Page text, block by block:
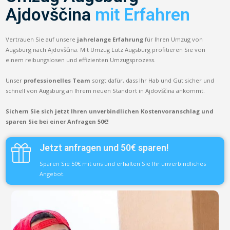
Ajdovščina mit Erfahren
Vertrauen Sie auf unsere jahrelange Erfahrung für Ihren Umzug von
Augsburg nach Ajdovščina. Mit Umzug Lutz Augsburg profitieren Sie von
einem reibungslosen und effizienten Umzugsprozess.
Unser professionelles Team sorgt dafür, dass Ihr Hab und Gut sicher und
schnell von Augsburg an Ihrem neuen Standort in Ajdovščina ankommt.
Sichern Sie sich jetzt Ihren unverbindlichen Kostenvoranschlag und
sparen Sie bei einer Anfragen 50€!
Jetzt anfragen und 50€ sparen!
Sparen Sie 50€ mit uns und erhalten Sie Ihr unverbindliches
Angebot.